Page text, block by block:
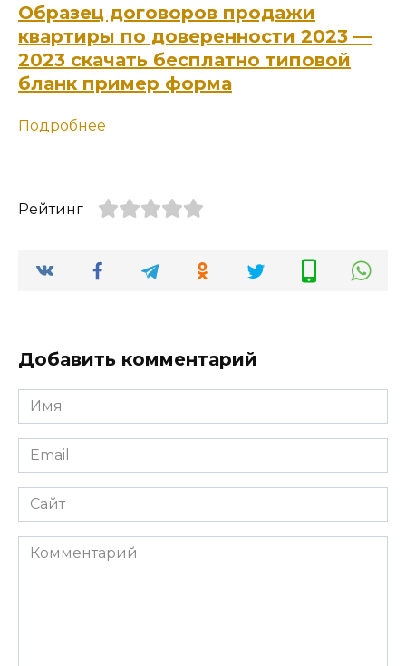
Образец договоров продажи
квартиры по доверенности 2023 —
2023 скачать бесплатно типовой
бланк пример форма
Подробнее
Рейтинг
Добавить комментарий
Имя
*
Email
*
Сайт
Комментарий